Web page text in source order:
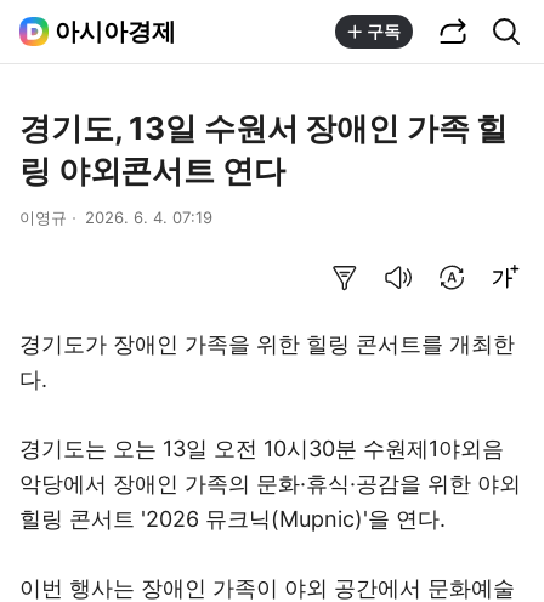
아시아경제 구독
경기도, 13일 수원서 장애인 가족 힐
링 야외콘서트 연다
이영규 2026. 6. 4. 07:19
경기도가 장애인 가족을 위한 힐링 콘서트를 개최한
다.
경기도는 오는 13일 오전 10시30분 수원제1야외음
악당에서 장애인 가족의 문화·휴식·공감을 위한 야외
힐링 콘서트 '2026 뮤크닉(Mupnic)'을 연다.
이번 행사는 장애인 가족이 야외 공간에서 문화예술